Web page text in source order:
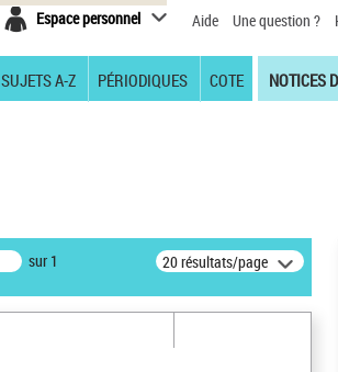
Espace personnel Aide Une question ?
SUJETS A-Z PÉRIODIQUES COTE NOTICES
sur 1 20 résultats/page